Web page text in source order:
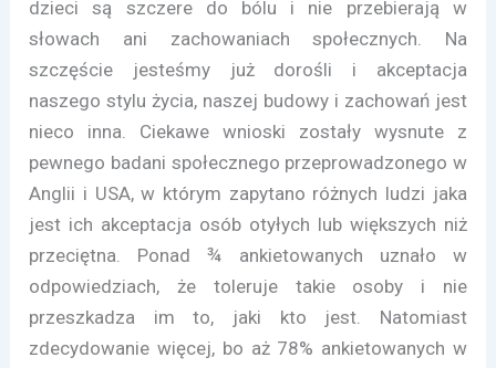
dzieci są szczere do bólu i nie przebierają w
słowach ani zachowaniach społecznych. Na
szczęście jesteśmy już dorośli i akceptacja
naszego stylu życia, naszej budowy i zachowań jest
nieco inna. Ciekawe wnioski zostały wysnute z
pewnego badani społecznego przeprowadzonego w
Anglii i USA, w którym zapytano różnych ludzi jaka
jest ich akceptacja osób otyłych lub większych niż
przeciętna. Ponad ¾ ankietowanych uznało w
odpowiedziach, że toleruje takie osoby i nie
przeszkadza im to, jaki kto jest. Natomiast
zdecydowanie więcej, bo aż 78% ankietowanych w